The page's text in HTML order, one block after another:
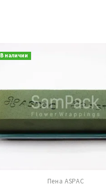
В наличии
Пена ASPAC